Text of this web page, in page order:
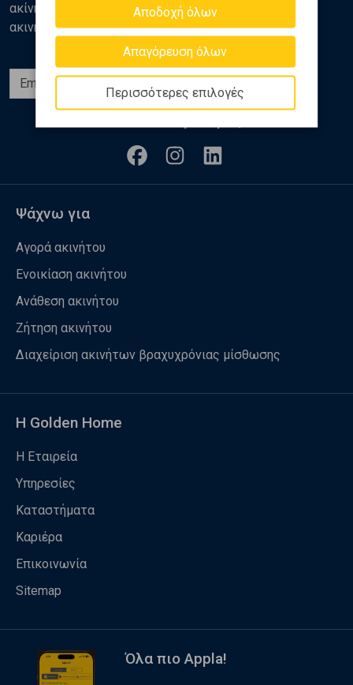
Αποδοχή όλων
Απαγόρευση όλων
Περισσότερες επιλογές
ακίνητα, αναλύσεις και διάφορα θέματα της αγοράς
ακινήτων
Ψάχνω για
Αγορά ακινήτου
Ενοικίαση ακινήτου
Ανάθεση ακινήτου
Ζήτηση ακινήτου
Διαχείριση ακινήτων βραχυχρόνιας μίσθωσης
Η Golden Home
Η Εταιρεία
Υπηρεσίες
Καταστήματα
Καριέρα
Επικοινωνία
Sitemap
Όλα πιο Appla!